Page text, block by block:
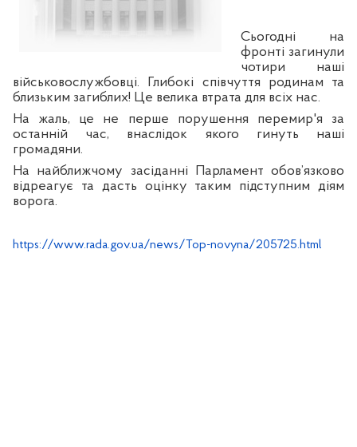
Сьогодні на
фронті загинули
чотири наші
військовослужбовці. Глибокі співчуття родинам та
близьким загиблих! Це велика втрата для всіх нас.
На жаль, це не перше порушення перемир'я за
останній час, внаслідок якого гинуть наші
громадяни.
На найближчому засіданні Парламент обов’язково
відреагує та дасть оцінку таким підступним діям
ворога.
https://www.rada.gov.ua/news/Top-novyna/205725.html